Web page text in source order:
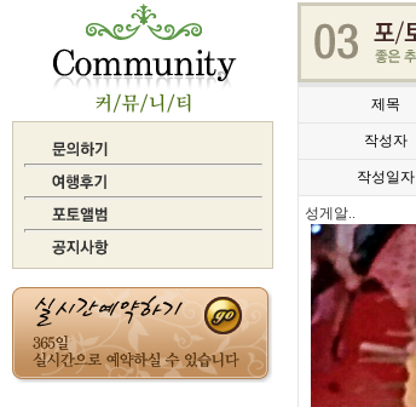
제목
작성자
작성일자
성게알..